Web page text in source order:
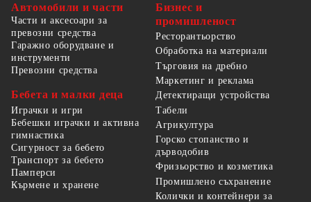
Автомобили и части
Части и аксесоари за
превозни средства
Гаражно оборудване и
инструменти
Превозни средства
Бебета и малки деца
Играчки и игри
Бебешки играчки и активна
гимнастика
Сигурност за бебето
Транспорт за бебето
Памперси
Кърмене и хранене
Бизнес и
промишленост
Ресторантьорство
Обработка на материали
Търговия на дребно
Маркетинг и реклама
Детектиращи устройства
Табели
Агрикултура
Горско стопанство и
дърводобив
Фризьорство и козметика
Промишлено съхранение
Колички и контейнери за